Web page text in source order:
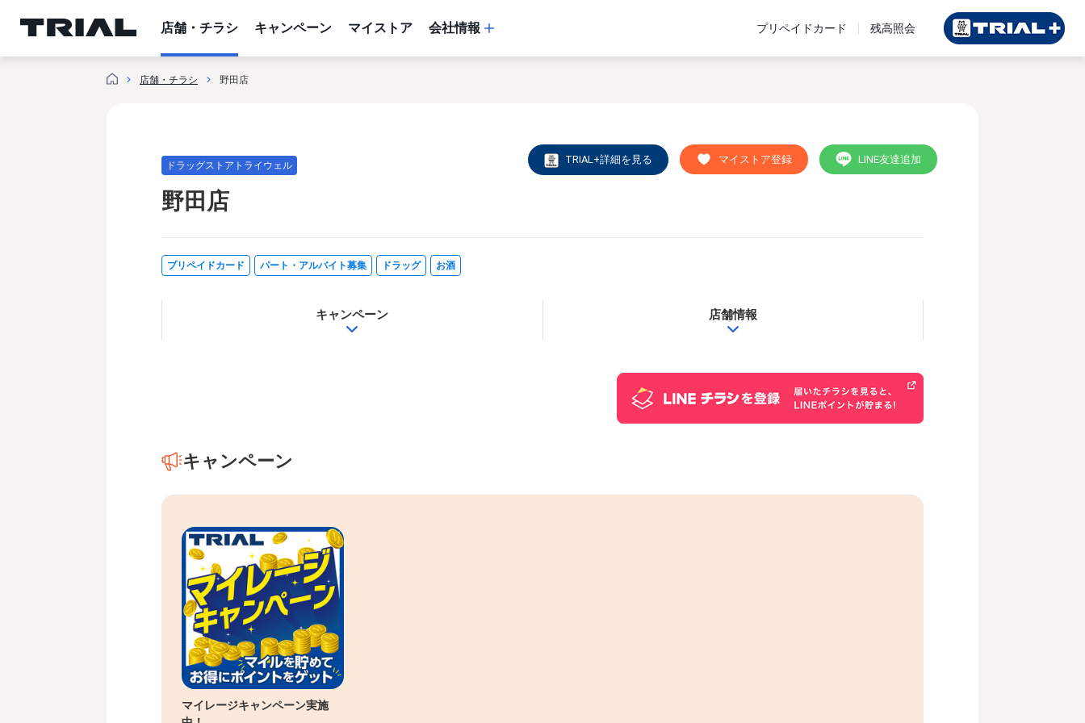
店舗・チラシ キャンペーン マイストア 会社情報 プリペイドカード 残高照会
店舗・チラシ 野田店
ドラッグストアトライウェル
野田店
プリペイドカード パート・アルバイト募集 ドラッグ お酒
TRIAL+詳細を見る マイストア登録 LINE友達追加
キャンペーン 店舗情報
キャンペーン
マイレージキャンペーン実施